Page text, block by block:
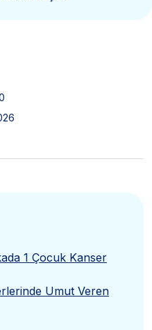
1 Çocuk Kanser
Umut Veren